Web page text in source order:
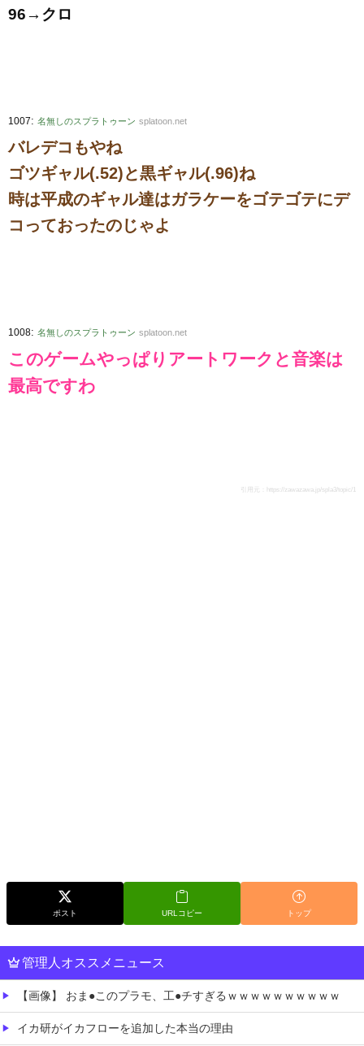
96→クロ
1007: 名無しのスプラトゥーン splatoon.net
バレデコもやね
ゴツギャル(.52)と黒ギャル(.96)ね
時は平成のギャル達はガラケーをゴテゴテにデ
コっておったのじゃよ
1008: 名無しのスプラトゥーン splatoon.net
このゲームやっぱりアートワークと音楽は
最高ですわ
引用元： https://zawazawa.jp/spla3/topic/1
ポスト URLコピー トップ
管理人オススメニュース
【画像】 おま●このプラモ、工●チすぎるｗｗｗｗｗｗｗｗｗｗ
イカ研がイカフローを追加した本当の理由